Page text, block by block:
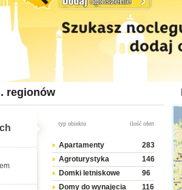
regionów
typ obiektu ilość ofert
Apartamenty
283
Agroturystyka
146
Domki letniskowe
96
Domy do wynajęcia
116